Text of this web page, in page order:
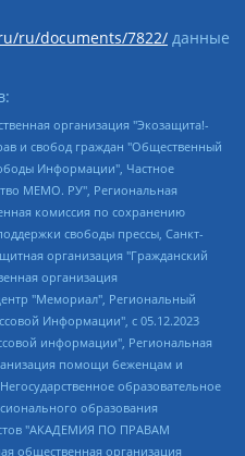
ru/documents/7822/ данные
Анатольевна, Американская компания "Mason G.E.S. Anonymous Foundation" (США), являющаяся владельцем интернет-издания https://mnews.world/, Компания "Stichting Bellingcat", зарегистрированная в Нидерландах (дата регистрации 11.07.2018), Захаров Андрей Вячеславович, Клепиковская Екатерина Дмитриевна, Общество с ограниченной ответственностью "МЕМО", Перл Роман Александрович, Симонов Евгений Алексеевич, Соловьева Елена Анатольевна, Сотников Даниил Владимирович, Сурначева Елизавета Дмитриевна, Автономная некоммерческая организация по защите прав человека и информированию населения "Якутия – Наше Мнение", Общество с ограниченной ответственностью "Москоу диджитал медиа", с 26.01.2023 Общество с ограниченной ответственностью "Чайка Белые сады", Ветошкина Валерия Валерьевна, Заговора Максим Александрович, Межрегиональное общественное движение "Российская ЛГБТ - сеть", Оленичев Максим Владимирович, Павлов Иван Юрьевич, Скворцова Елена Сергеевна, Общество с ограниченной ответственностью "Как бы инагент", Кочетков Игорь Викторович, Общество с ограниченной ответственностью "Честные выборы", Еланчик Олег Александрович, Общество с ограниченной ответственностью "Нобелевский призыв", Гималова Регина Эмилевна, Григорьев Андрей Валерьевич, Григорьева Алина Александровна, Ассоциация по содействию защите прав призывников, альтернативнослужащих и военнослужащих "Правозащитная группа "Гражданин.Армия.Право", Хисамова Регина Фаритовна, Автономная некоммерческая организация по реализации социально-правовых программ "Лилит", Дальневосточное общественное движение "Маяк", Санкт-Петербургская ЛГБТ-инициативная группа "Выход", Инициативная группа ЛГБТ+ "Реверс", Алексеев Андрей Викторович, Бекбулатова Таисия Львовна, Беляев Иван Михайлович, Владыкина Елена Сергеевна, Гельман Марат Александрович, Никульшина Вероника Юрьевна, Толоконникова Надежда Андреевна, Шендерович Виктор Анатольевич, Общество с ограниченной ответственностью "Данное сообщение", Общество с ограниченной ответственностью Издательский дом "Новая глава", Айнбиндер Александра Александровна, Московский комьюнити-центр для ЛГБТ+инициатив, Благотворительный фонд развития филантропии, Deutsche Welle (Германия, Kurt-Schumacher-Strasse 3, 53113 Bonn), Борзунова Мария Михайловна, Воробьев Виктор Викторович, Голубева Анна Львовна, Константинова Алла Михайловна, Малкова Ирина Владимировна, Мурадов Мурад Абдулгалимович, Осетинская Елизавета Николаевна, Понасенков Евгений Николаевич, Ганапольский Матвей Юрьевич, Киселев Евгений Алексеевич, Борухович Ирина Григорьевна, Дремин Иван Тимофеевич, Дубровский Дмитрий Викторович, Красноярская региональная общественная организация поддержки и развития альтернативных образовательных технологий и межкультурных коммуникаций "ИНТЕРРА", Маяковская Екатерина Алексеевна, Фейгин Марк Захарович, Филимонов Андрей Викторович, Дзугкоева Регина Николаевна, Доброхотов Роман Александрович, Дудь Юрий Александрович, Елкин Сергей Владимирович, Кругликов Кирилл Игоревич, Сабунаева Мария Леонидовна, Семенов Алексей Владимирович, Шаинян Карен Багратович, Шульман Екатерина Михайловна, Асафьев Артур Валерьевич, Вахштайн Виктор Семенович, Венедиктов Алексей Алексеевич, Лушникова Екатерина Евгеньевна, Волков Леонид Михайлович, Невзоров Александр Глебович, Пархоменко Сергей Борисович, Сироткин Ярослав Николаевич, Кара-Мурза Владимир Владимирович, Баранова Наталья Владимировна, Гозман Леонид Яковлевич, Кагарлицкий Борис Юльевич, Климарев Михаил Валерьевич, Милов Владимир Станиславович, Автономная некоммерческая организация Краснодарский центр современного искусства "Типография", Моргенштерн Алишер Тагирович, Соболь Любовь Эдуардовна, Общество с ограниченной ответственностью "ЛИЗА НОРМ", Каспаров Гарри Кимович, Ходорковский Михаил Борисович, Общество с ограниченной ответственностью "Апрельские тезисы", Данилович Ирина Брониславовна, Кашин Олег Владимирович, Петров Николай Владимирович, Пивоваров Алексей Владимирович, Соколов Михаил Владимирович, Цветкова Юлия Владимировна, Чичваркин Евгений Александрович, Комитет против пыток/Команда против пыток, Общество с ограниченной ответственностью "Первый научный", Общество с ограниченной ответственностью "Вертолет и ко", Белоцерковская Вероника Борисовна, Кац Максим Евгеньевич, Лазарева Татьяна Юрьевна, Шаведдинов Руслан Табризович, Яшин Илья Валерьевич, Общество с ограниченной ответственностью "Иноагент ААВ", Алешковский Дмитрий Петрович, Альбац Евгения Марковна, Быков Дмитрий Львович, Галямина Юлия Евгеньевна, Лойко Сергей Леонидович, Мартынов Кирилл Константинович, Медведев Сергей Александрович, Крашенинников Федор Геннадиевич, Гордеева Катерина Вл